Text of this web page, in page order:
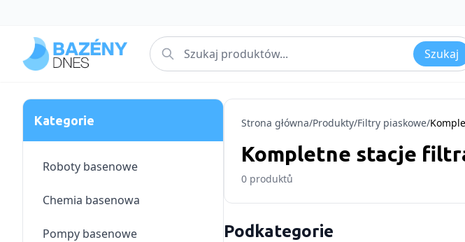
Szukaj
Kategorie
Roboty basenowe
Chemia basenowa
Pompy basenowe
Strona główna/Produkty/Filtry piaskowe/
Kompletne stacje
0 produktů
Podkategorie